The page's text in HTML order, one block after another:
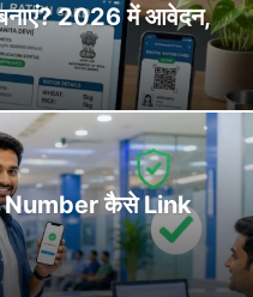
2026 में आवेदन,
कैसे Link